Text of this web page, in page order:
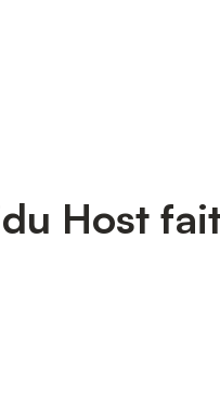
Host